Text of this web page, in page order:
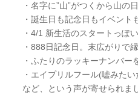
・名字に”山”がつくから山の日
・誕生日も記念日もイベント
・4/1 新生活のスタートっぽ
・888日記念日。末広がりで
・ふたりのラッキーナンバー
・エイプリルフール(嘘みた
など、という声が寄せられま